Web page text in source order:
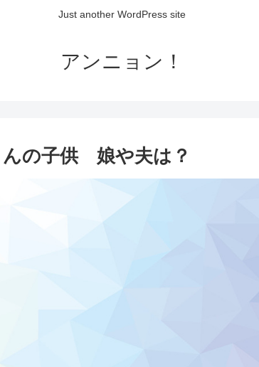
Just another WordPress site
アンニョン！
の子供 娘や夫は？